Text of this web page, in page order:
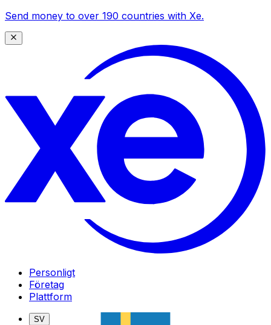
Send money to over 190 countries with Xe.
Personligt
Företag
Plattform
SV